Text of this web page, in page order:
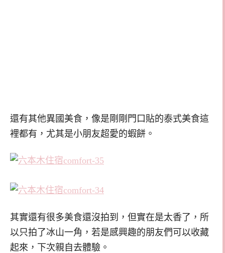
還有其他異國美食，像是剛剛門口貼的泰式美食這
裡都有，尤其是小朋友超愛的蝦餅。
其實還有很多美食還沒拍到，但實在是太香了，所
以只拍了冰山一角，若是感興趣的朋友們可以收藏
起來，下次親自去體驗。